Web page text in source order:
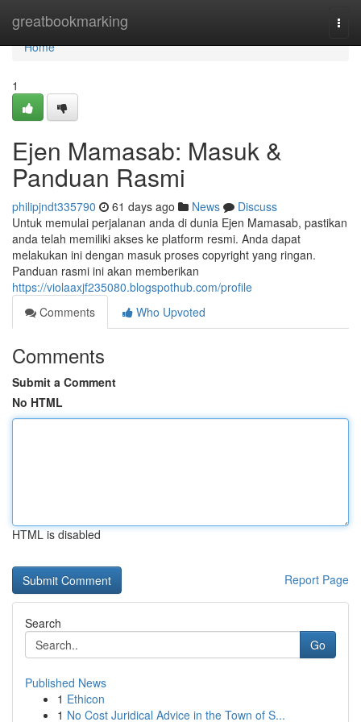
greatbookmarking
Home
Home
1
Ejen Mamasab: Masuk &
Panduan Rasmi
philipjndt335790 61 days ago News
Discuss
Untuk memulai perjalanan anda di dunia Ejen Mamasab, pastikan
anda telah memiliki akses ke platform resmi. Anda dapat
melakukan ini dengan masuk proses copyright yang ringan.
Panduan rasmi ini akan memberikan
https://violaaxjf235080.blogspothub.com/profile
Comments
Who Upvoted
Comments
Submit a Comment
No HTML
HTML is disabled
Report Page
Search
Go
Published News
1 Ethicon
1 No Cost Juridical Advice in the Town of S...